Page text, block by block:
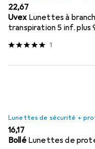
EUR
22,67
Uvex Lunettes à
transpiration 5 inf. plus
1
Lunettes de sécurité +
EUR
16,17
Bollé Lunettes de